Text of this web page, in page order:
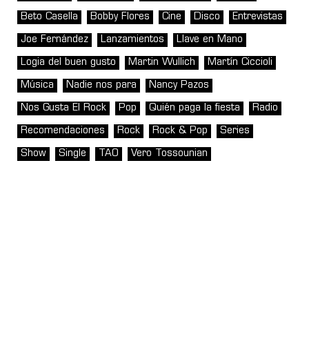
Beto Casella Bobby Flores Cine Disco Entrevistas
Joe Fernández Lanzamientos Llave en Mano
Logia del buen gusto Martin Wullich Martín Ciccioli
Música Nadie nos para Nancy Pazos
Nos Gusta El Rock Pop Quién paga la fiesta Radio
Recomendaciones Rock Rock & Pop Series
Show Single TAO Vero Tossounian